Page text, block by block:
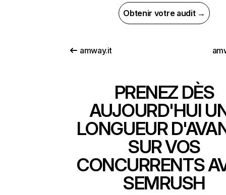
Obtenir votre audit →
amway.it
PRENEZ DÈS
AUJOURD'HUI
LONGUEUR
SUR VOS
CONCURRENTS
SEMRUSH